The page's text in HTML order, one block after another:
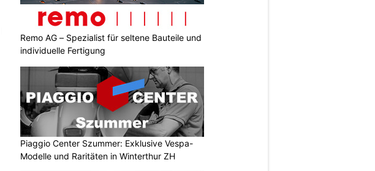
Remo AG – Spezialist für seltene Bauteile und
individuelle Fertigung
Piaggio Center Szummer: Exklusive Vespa-
Modelle und Raritäten in Winterthur ZH